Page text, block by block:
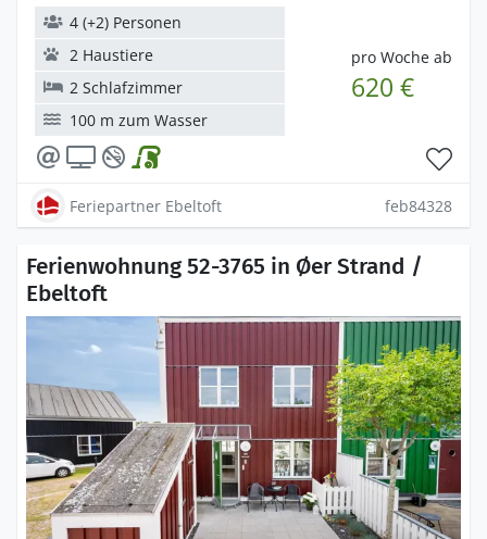
pro Woche ab
620 €
4 (+2) Personen
2 Haustiere
2 Schlafzimmer
100 m zum Wasser
Feriepartner Ebeltoft feb84328
Ferienwohnung 52-3765 in Øer Strand /
Ebeltoft